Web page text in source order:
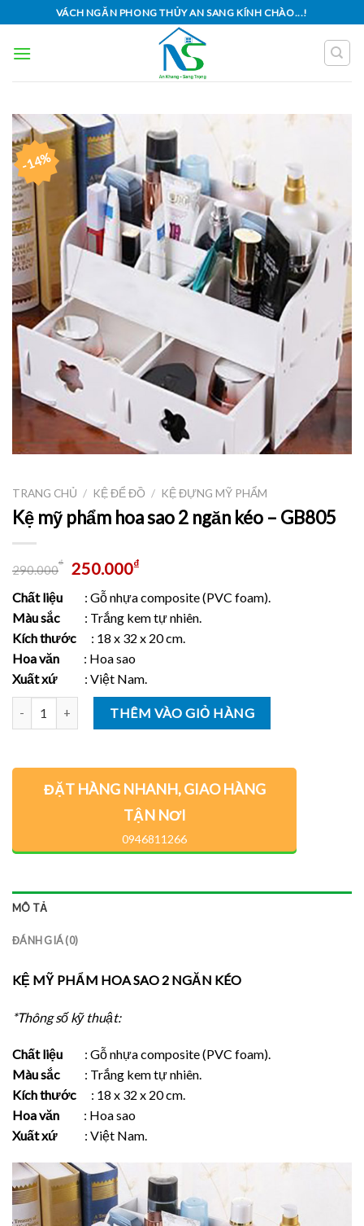
to
content
VÁCH NGĂN PHONG THỦY AN SANG KÍNH CHÀO...!
-14%
TRANG CHỦ / KỆ ĐỂ ĐỒ / KỆ ĐỰNG MỸ PHẨM
Kệ mỹ phẩm hoa sao 2 ngăn kéo – GB805
290.000
₫ 250.000₫
Chất liệu
: Gỗ nhựa composite (PVC foam).
Màu sắc : Trắng kem tự nhiên.
Kích thước
: 18 x 32 x 20 cm.
Hoa văn : Hoa sao
Xuất xứ : Việt Nam.
THÊM VÀO GIỎ HÀNG
ĐẶT HÀNG NHANH, GIAO HÀNG
TẬN NƠI
0946811266
MÔ TẢ
ĐÁNH GIÁ (0)
KỆ MỸ PHẨM HOA SAO 2 NGĂN KÉO
*Thông số kỹ thuật:
Chất liệu
: Gỗ nhựa composite (PVC foam).
Màu sắc : Trắng kem tự nhiên.
Kích thước
: 18 x 32 x 20 cm.
Hoa văn : Hoa sao
Xuất xứ : Việt Nam.